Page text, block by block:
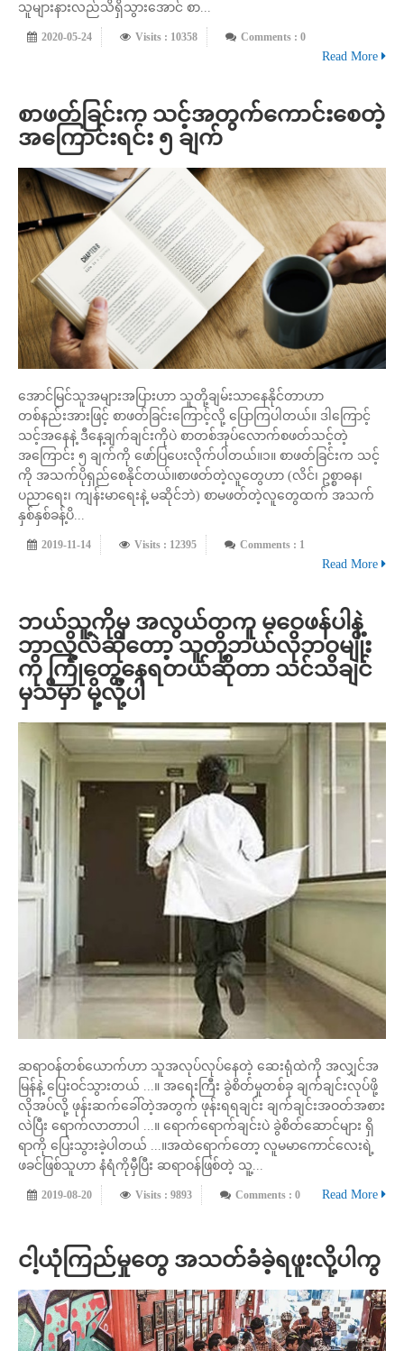
သူများနားလည်သိရှိသွားအောင် စာ...
2020-05-24 Visits : 10358 Comments : 0
Read More
စာဖတ်ခြင်းက သင့်အတွက်ကောင်းစေတဲ့
အကြောင်းရင်း ၅ ချက်
အောင်မြင်သူအများအပြားဟာ သူတို့ချမ်းသာနေနိုင်တာဟာ
တစ်နည်းအားဖြင့် စာဖတ်ခြင်းကြောင့်လို့ ပြောကြပါတယ်။ ဒါကြောင့်
သင့်အနေနဲ့ ဒီနေ့ချက်ချင်းကိုပဲ စာတစ်အုပ်လောက်စဖတ်သင့်တဲ့
အကြောင်း ၅ ချက်ကို ဖော်ပြပေးလိုက်ပါတယ်။၁။ စာဖတ်ခြင်းက သင့်
ကို အသက်ပိုရှည်စေနိုင်တယ်။စာဖတ်တဲ့လူတွေဟာ (လိင်၊ ဥစ္စာဓန၊
ပညာရေး၊ ကျန်းမာရေးနဲ့ မဆိုင်ဘဲ) စာမဖတ်တဲ့လူတွေထက် အသက်
နှစ်နှစ်ခန့်ပိ...
2019-11-14 Visits : 12395 Comments : 1
Read More
ဘယ်သူ့ကိုမှ အလွယ်တကူ မဝေဖန်ပါနဲ့
ဘာလို့လဲဆိုတော့ သူတို့ဘယ်လိုဘဝမျိုး
ကို ကြုံတွေ့နေရတယ်ဆိုတာ သင်သိချင်
မှသိမှာ မို့လို့ပါ
ဆရာဝန်တစ်ယောက်ဟာ သူအလုပ်လုပ်နေတဲ့ ဆေးရုံထဲကို အလျှင်အ
မြန်နဲ့ ပြေးဝင်သွားတယ် ...။ အရေးကြီး ခွဲစိတ်မှုတစ်ခု ချက်ချင်းလုပ်ဖို့
လိုအပ်လို့ ဖုန်းဆက်ခေါ်တဲ့အတွက် ဖုန်းရရချင်း ချက်ချင်းအဝတ်အစား
လဲပြီး ရောက်လာတာပါ ...။ ရောက်ရောက်ချင်းပဲ ခွဲစိတ်ဆောင်များ ရှိ
ရာကို ပြေးသွားခဲ့ပါတယ် ...။အထဲရောက်တော့ လူမမာကောင်လေးရဲ့
ဖခင်ဖြစ်သူဟာ နံရံကိုမှီပြီး ဆရာဝန်ဖြစ်တဲ့ သူ့...
2019-08-20 Visits : 9893 Comments : 0 Read More
ငါ့ယုံကြည်မှုတွေ အသတ်ခံခဲ့ရဖူးလို့ပါကွ